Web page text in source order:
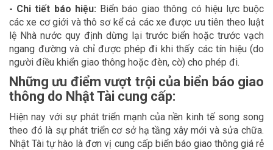
- Chi tiết báo hiệu: Biển báo giao thông có hiệu lực buộc
các xe cơ giới và thô sơ kể cả các xe được ưu tiên theo luật
lệ Nhà nước quy định dừng lại trước biển hoặc trước vạch
ngang đường và chỉ được phép đi khi thấy các tín hiệu (do
người điều khiển giao thông hoặc đèn, cờ) cho phép đi.
Những ưu điểm vượt trội của biển báo giao
thông do Nhật Tài cung cấp:
Hiện nay với sự phát triển mạnh của nền kinh tế song song
theo đó là sự phát triển cơ sở hạ tầng xây mới và sửa chữa.
Nhật Tài tự hào là đơn vị cung cấp biển báo giao thông giá rẻ